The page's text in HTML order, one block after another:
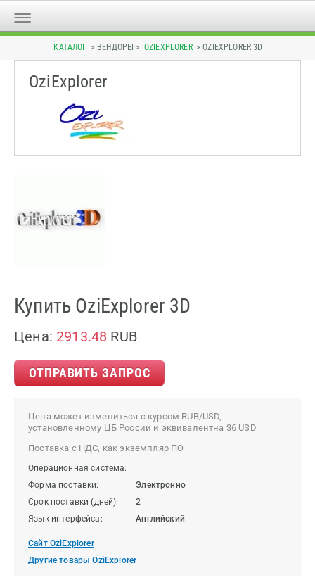
КАТАЛОГ > ВЕНДОРЫ > OZIEXPLORER > OZIEXPLORER 3D
OziExplorer
Купить OziExplorer 3D
Цена: 2913.48 RUB
ОТПРАВИТЬ ЗАПРОС
Цена может измениться с курсом RUB/USD,
установленному ЦБ России и эквивалентна 36 USD
Поставка с НДС, как экземпляр ПО
Операционная система:
Форма поставки:
Электронно
Срок поставки (дней):
2
Язык интерфейса:
Английский
Сайт OziExplorer
Другие товары OziExplorer